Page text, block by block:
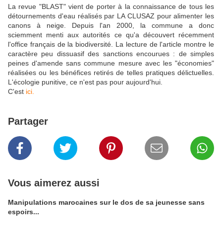
La revue "BLAST" vient de porter à la connaissance de tous les
détournements d'eau réalisés par LA CLUSAZ pour alimenter les
canons à neige. Depuis l'an 2000, la commune a donc
sciemment menti aux autorités ce qu'a découvert récemment
l'office français de la biodiversité. La lecture de l'article montre le
caractère peu dissuasif des sanctions encourues : de simples
peines d'amende sans commune mesure avec les "économies"
réalisées ou les bénéfices retirés de telles pratiques délictuelles.
L'écologie punitive, ce n'est pas pour aujourd'hui.
C'est ici.
Partager
Vous aimerez aussi
Manipulations marocaines sur le dos de sa jeunesse sans
espoirs...